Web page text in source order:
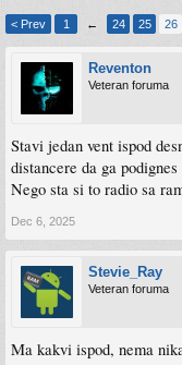
< Prev 1 ← 24 25 26
Reventon
Veteran foruma
Stavi jedan vent ispod
distancere da ga
Nego sta si to radio sa
Dec 6, 2025
Stevie_Ray
Veteran foruma
Ma kakvi ispod, nema